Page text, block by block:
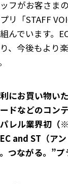
フがお客さま
リ「STAFF
んでいます。
、今後もより
にお買い物い
ドなどのコン
レル業界初（
and ST（ア
つながる。”プ